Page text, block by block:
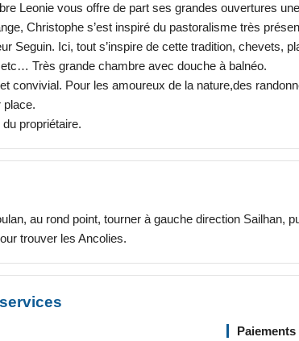
Leonie vous offre de part ses grandes ouvertures
Christophe s’est inspiré du pastoralisme très
Seguin. Ici, tout s’inspire de cette tradition, chevets,
Très grande chambre avec douche à balnéo.
convivial. Pour les amoureux de la nature,des
place.
propriétaire.
au rond point, tourner à gauche direction Sailhan,
trouver les Ancolies.